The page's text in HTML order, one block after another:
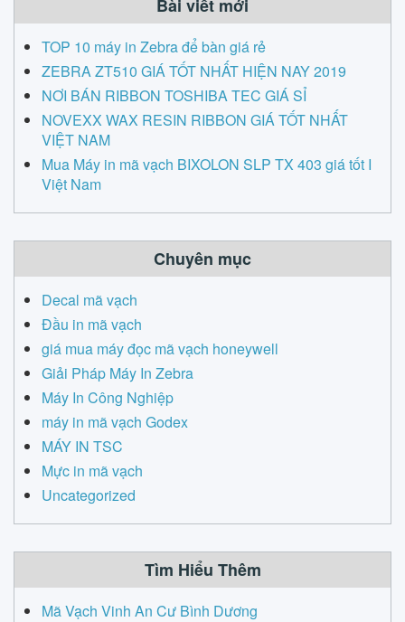
Bài viết mới
TOP 10 máy in Zebra để bàn giá rẻ
ZEBRA ZT510 GIÁ TỐT NHẤT HIỆN NAY 2019
NƠI BÁN RIBBON TOSHIBA TEC GIÁ SỈ
NOVEXX WAX RESIN RIBBON GIÁ TỐT NHẤT
VIỆT NAM
Mua Máy in mã vạch BIXOLON SLP TX 403 giá tốt I
Việt Nam
Chuyên mục
Decal mã vạch
Đầu in mã vạch
giá mua máy đọc mã vạch honeywell
Giải Pháp Máy In Zebra
Máy In Công Nghiệp
máy in mã vạch Godex
MÁY IN TSC
Mực in mã vạch
Uncategorized
Tìm Hiểu Thêm
Mã Vạch Vinh An Cư Bình Dương